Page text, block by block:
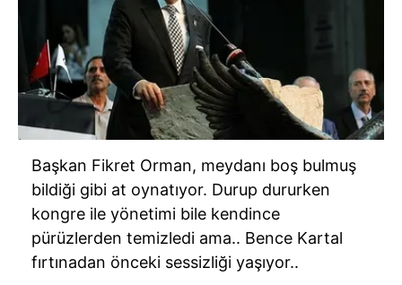
Başkan Fikret Orman, meydanı boş bulmuş
bildiği gibi at oynatıyor. Durup dururken
kongre ile yönetimi bile kendince
pürüzlerden temizledi ama.. Bence Kartal
fırtınadan önceki sessizliği yaşıyor..